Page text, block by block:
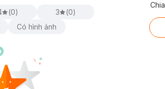
(0) 3 (0)
Có hình ảnh